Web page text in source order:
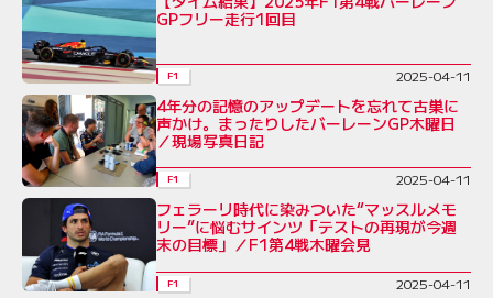
GPフリー走行1回目
F1 2025-04-11
4年分の記憶のアップデートを忘れて古巣に
声かけ。まったりしたバーレーンGP木曜日
／現場写真日記
F1 2025-04-11
フェラーリ時代に染みついた“マッスルメモ
リー”に悩むサインツ「テストの再現が今週
末の目標」／F1第4戦木曜会見
F1 2025-04-11